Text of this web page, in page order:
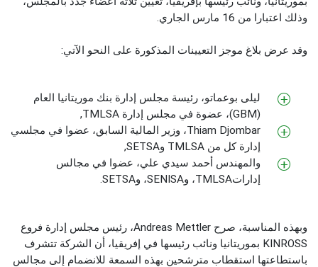
وذلك اعتبارا من 16 مارس الجاري.
وقد عرض بلاغ موجز التعيينات المذكورة على النحو الآتي:
ليلى بوعماتو، رئيسة مجلس إدارة بنك موريتانيا العام
(GBM)، عضوة في مجلس إدارة TMLSA,
Thiam Djombar، وزير المالية السابق، عضوا في مجلسي
إدارة كل من TMLSA وSETSA,
والمهندس أحمد سيدي علي، عضوا في مجالس
إداراتTMLSA، وSENISA، وSETSA.
وبهذه المناسبة، صرح Andreas Mettler، رئيس مجلس إدارة فروع
KINROSS بموريتانيا ونائب رئيسها في إفريقيا، أن الشركة تتشرف
باستطاعتها استقطاب مترشحين بهذه السمعة للانضمام إلى مجالس